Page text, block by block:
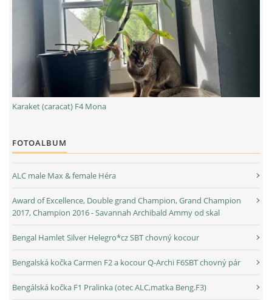
Karaket (caracat) F4 Mona
FOTOALBUM
ALC male Max & female Héra
Award of Excellence, Double grand Champion, Grand Champion
2017, Champion 2016 - Savannah Archibald Ammy od skal
Bengal Hamlet Silver Helegro*cz SBT chovný kocour
Bengalská kočka Carmen F2 a kocour Q-Archi F6SBT chovný pár
Bengálská kočka F1 Pralinka (otec ALC,matka Beng.F3)